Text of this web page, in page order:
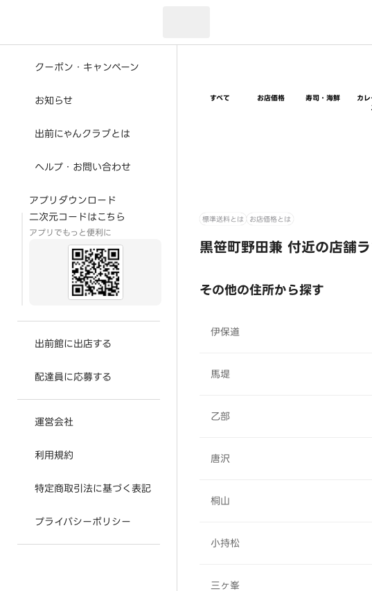
クーポン・キャンペーン
お知らせ
出前にゃんクラブとは
ヘルプ・お問い合わせ
アプリダウンロード
二次元コードはこちら
アプリでもっと便利に
出前館に出店する
配達員に応募する
運営会社
利用規約
特定商取引法に基づく表記
プライバシーポリシー
すべて お店価格 寿司・海鮮
カ
標準送料とは お店価格とは
黒笹町野田兼 付近の店舗
その他の住所から探す
伊保道
馬堤
乙部
唐沢
桐山
小持松
三ヶ峯